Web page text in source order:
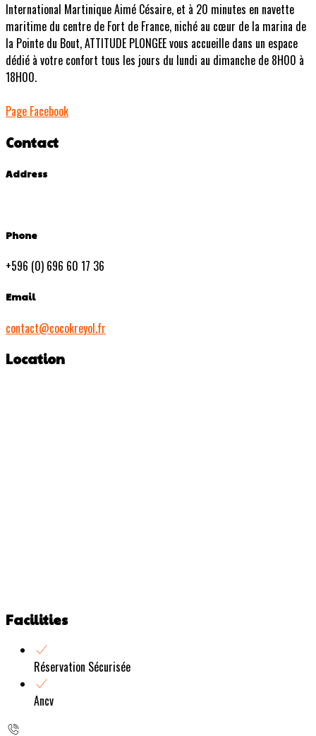
International Martinique Aimé Césaire, et à 20 minutes en navette
maritime du centre de Fort de France, niché au cœur de la marina de
la Pointe du Bout, ATTITUDE PLONGEE vous accueille dans un espace
dédié à votre confort tous les jours du lundi au dimanche de 8H00 à
18H00.
Page Facebook
Contact
Address
Phone
+596 (0) 696 60 17 36
Email
contact@cocokreyol.fr
Location
Facilities
Réservation Sécurisée
Ancv